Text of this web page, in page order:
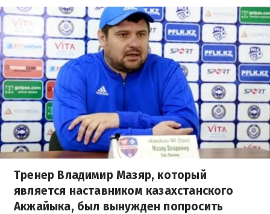
Тренер Владимир Мазяр, который
является наставником казахстанского
Акжайыка, был вынужден попросить